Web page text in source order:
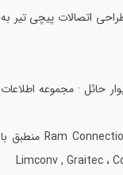
اتصالات پیچی تیر به
· مجموعه اطلاعات
2010 Ram Connection منطبق با